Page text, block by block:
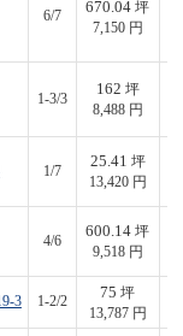
6/7
670.04 坪
7,150 円
1-3/3
162 坪
8,488 円
1/7
25.41 坪
13,420 円
4/6
600.14 坪
9,518 円
3 1-2/2
75 坪
13,787 円